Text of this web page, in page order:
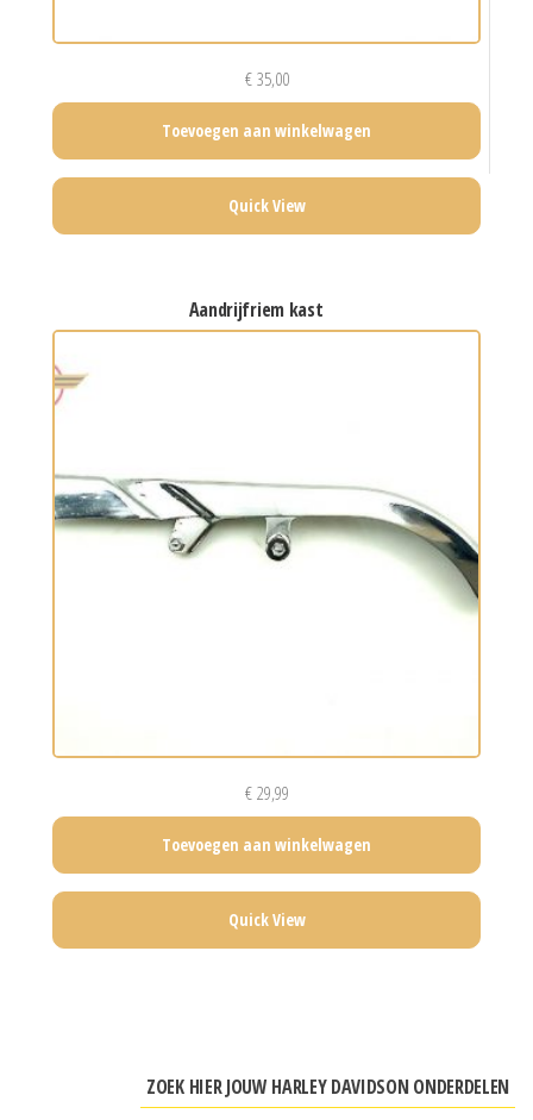
€35,00
Toevoegen aan winkelwagen
Quick View
aandrijfriem kast
€29,99
Toevoegen aan winkelwagen
Quick View
ZOEK HIER JOUW HARLEY DAVIDSON ONDERDELEN